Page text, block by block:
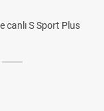
canlı S Sport Plus